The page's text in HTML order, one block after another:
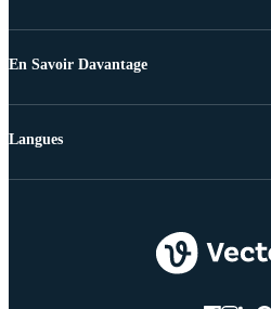
En Savoir Davantage
Langues